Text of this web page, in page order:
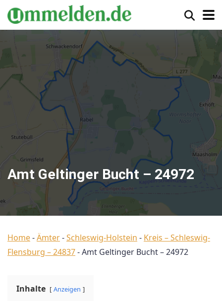
Amt Geltinger Bucht – 24972
Home-Ämter-Schleswig-Holstein - Kreis – Schleswig-
Flensburg – 24837-Amt Geltinger Bucht – 24972
Inhalte Anzeigen